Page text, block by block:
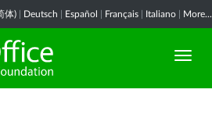
体) Deutsch Español Français Italiano More...